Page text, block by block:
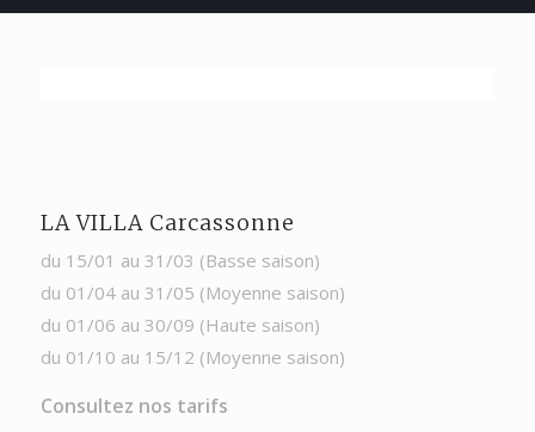
LA VILLA Carcassonne
du 15/01 au 31/03 (Basse saison)
du 01/04 au 31/05 (Moyenne saison)
du 01/06 au 30/09 (Haute saison)
du 01/10 au 15/12 (Moyenne saison)
Consultez nos tarifs